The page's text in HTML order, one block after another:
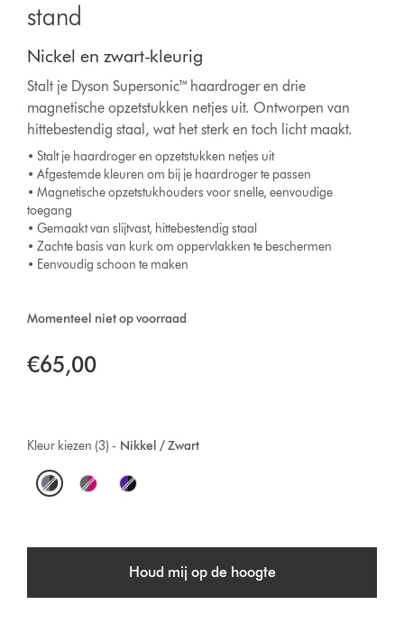
stand
Nickel en zwart-kleurig
Stalt je Dyson Supersonic™ haardroger en drie
magnetische opzetstukken netjes uit. Ontworpen van
hittebestendig staal, wat het sterk en toch licht maakt.
• Stalt je haardroger en opzetstukken netjes uit
• Afgestemde kleuren om bij je haardroger te passen
• Magnetische opzetstukhouders voor snelle, eenvoudige
toegang
• Gemaakt van slijtvast, hittebestendig staal
• Zachte basis van kurk om oppervlakken te beschermen
• Eenvoudig schoon te maken
Momenteel niet op voorraad
€65,00
Nikkel / Zwart
Kleur kiezen (3) -
O
t
Houd mij op de hoogte